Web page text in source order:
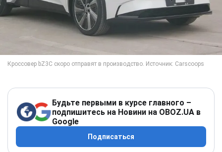
Будьте первыми в курсе главного –
подпишитесь на Новини на OBOZ.UA в
Google
Подписаться